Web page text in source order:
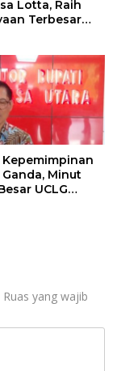
Lotta, Raih
Terbesar
Minut
UCLG
Ruas yang wajib